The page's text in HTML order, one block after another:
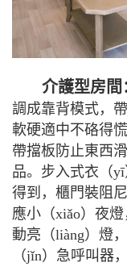
介護型房間
調成靠背模式，
軟硬適中不硌得
帶擋板防止東西
品。步入式衣（
得到，櫃門裝阻
應小（xiǎo）夜
動亮（liàng）燈
（jǐn）急呼叫器